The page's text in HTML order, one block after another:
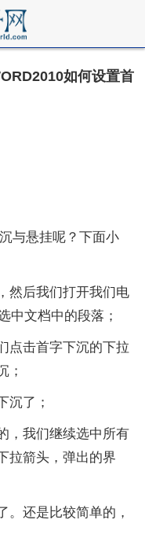
如何设置首
与悬挂呢？下面小
然后我们打开我们电
中文档中的段落；
点击首字下沉的下拉
；
沉了；
，我们继续选中所有
拉箭头，弹出的界
。还是比较简单的，